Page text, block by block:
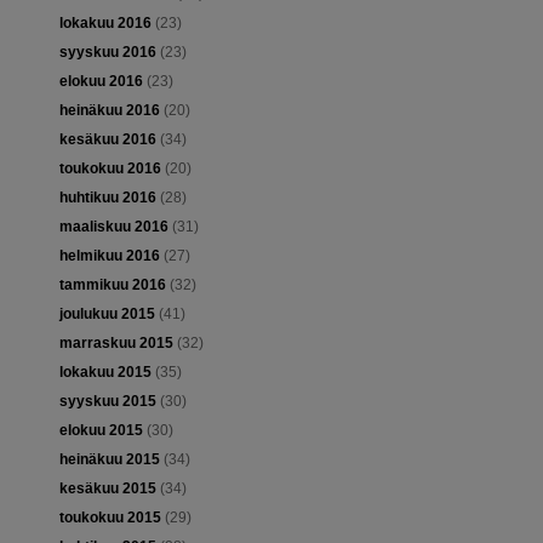
lokakuu 2016 (23)
syyskuu 2016 (23)
elokuu 2016 (23)
heinäkuu 2016 (20)
kesäkuu 2016 (34)
toukokuu 2016 (20)
huhtikuu 2016 (28)
maaliskuu 2016 (31)
helmikuu 2016 (27)
tammikuu 2016 (32)
joulukuu 2015(41)
marraskuu 2015(32)
lokakuu 2015(35)
syyskuu 2015(30)
elokuu 2015(30)
heinäkuu 2015(34)
kesäkuu 2015(34)
toukokuu 2015(29)